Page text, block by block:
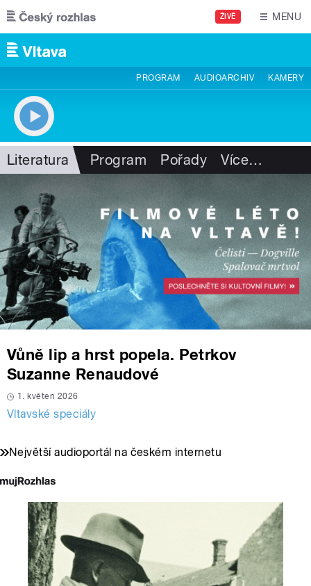
Přejít k hlavnímu obsahu
ŽIVĚ MENU
PROGRAM AUDIOARCHIV KAMERY
Literatura Program Pořady Více…
Vůně lip a hrst popela. Petrkov
Suzanne Renaudové
1. květen 2026
Vltavské speciály
Největší audioportál na českém internetu